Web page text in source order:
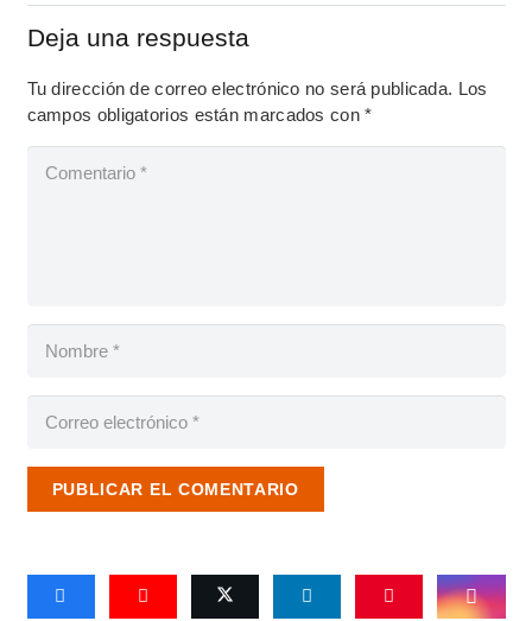
Deja una respuesta
Tu dirección de correo electrónico no será publicada. Los
campos obligatorios están marcados con*
PUBLICAR EL COMENTARIO